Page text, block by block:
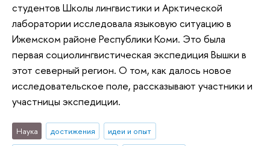
студентов Школы лингвистики и Арктической
лаборатории исследовала языковую ситуацию в
Ижемском районе Республики Коми. Это была
первая социолингвистическая экспедиция Вышки в
этот северный регион. О том, как далось новое
исследовательское поле, рассказывают участники и
участницы экспедиции.
Наука достижения
идеи и опыт